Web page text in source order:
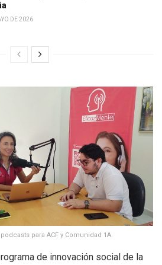
DE 2026
para ACF y Comunidad 1A.
de innovación social de la